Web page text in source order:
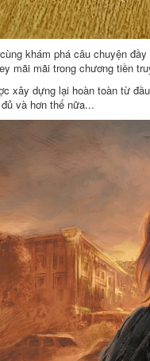
khám phá câu chuyện
mãi mãi trong chương tiền
xây dựng lại hoàn toàn từ
và hơn thế nữa...